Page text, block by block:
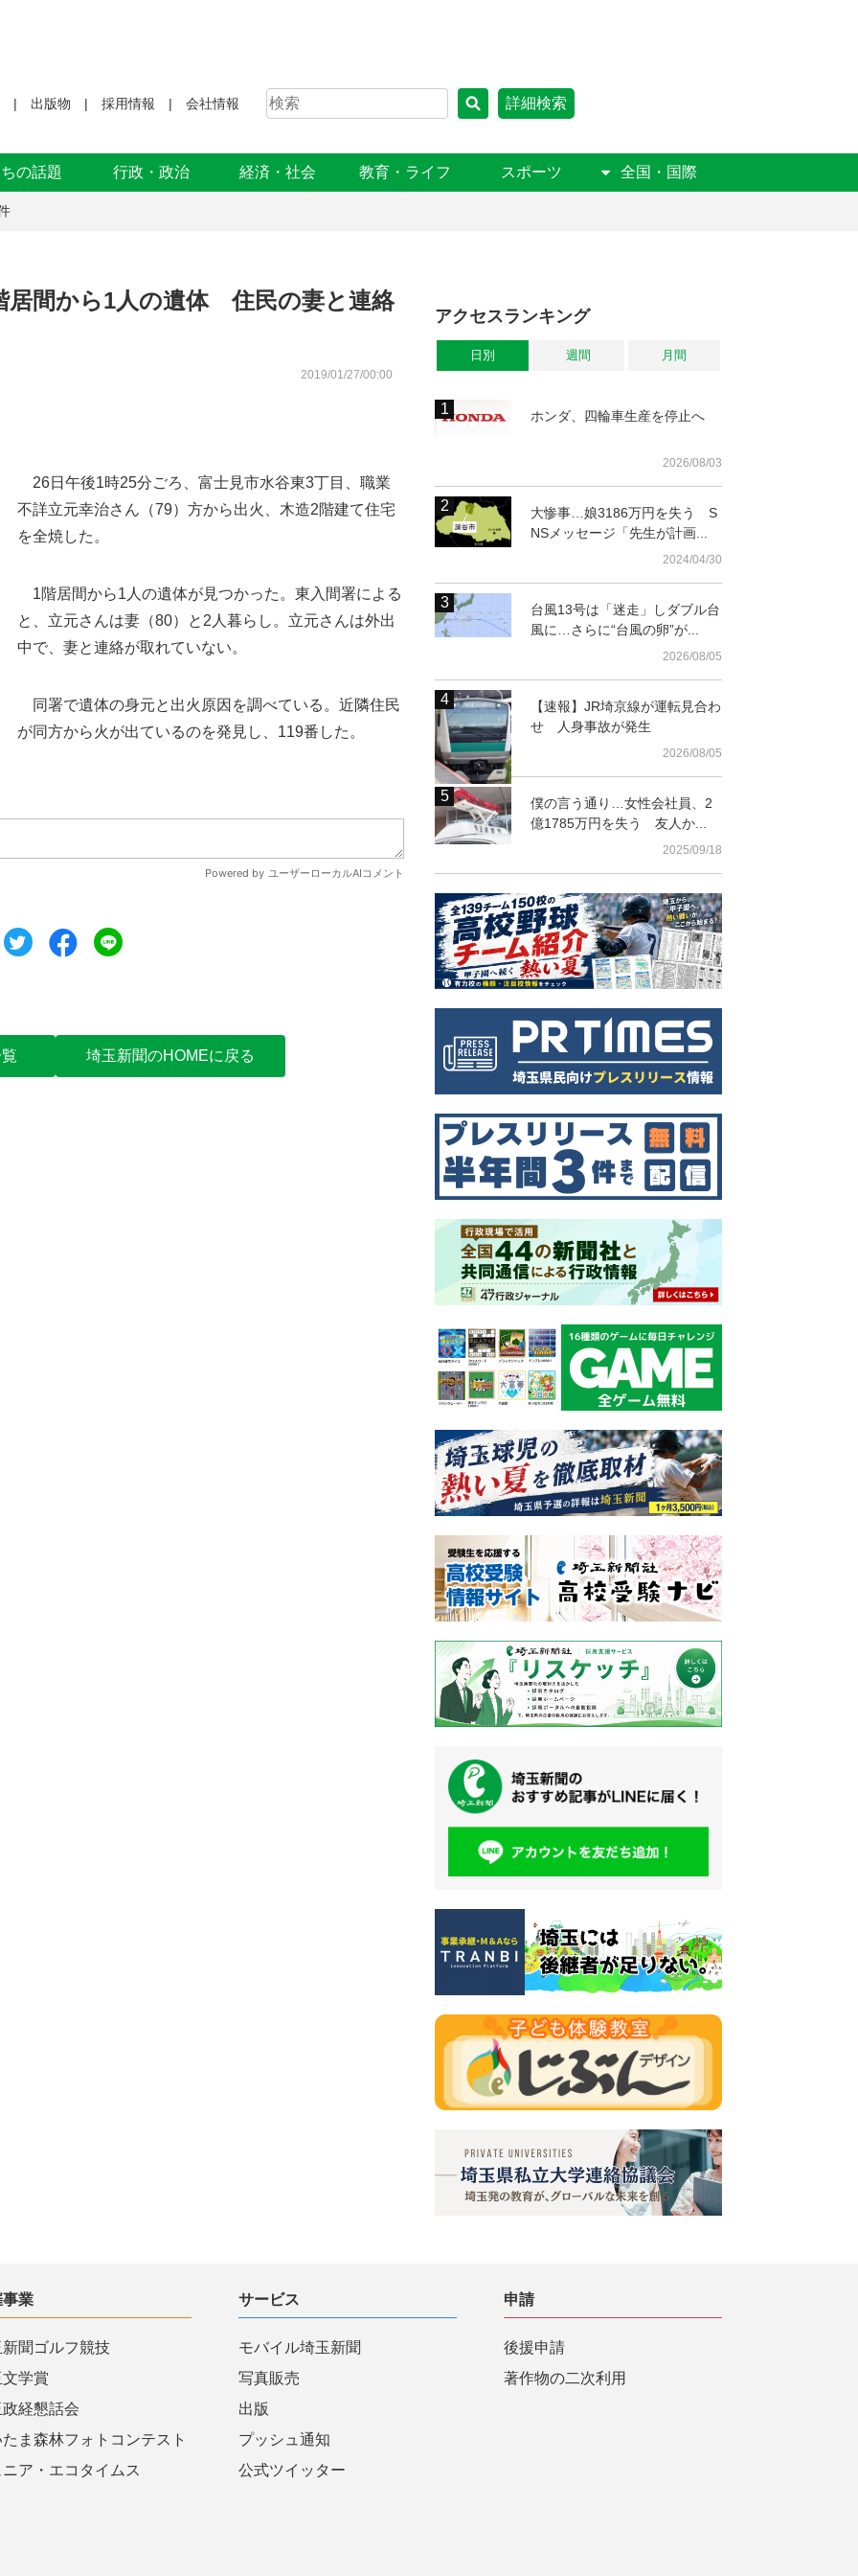
出版物 採用情報 会社情報 詳細検索
ちの話題 行政・政治 経済・社会 教育・ライフ スポーツ 全国・国際
居間から1人の遺体 住民の妻と連絡
2019/01/27/00:00
宅全焼、1人死亡
26日午後1時25分ごろ、富士見市水谷東3丁目、職業
不詳立元幸治さん（79）方から出火、木造2階建て住宅
を全焼した。
1階居間から1人の遺体が見つかった。東入間署による
と、立元さんは妻（80）と2人暮らし。立元さんは外出
中で、妻と連絡が取れていない。
同署で遺体の身元と出火原因を調べている。近隣住民
が同方から火が出ているのを発見し、119番した。
ツイートシェア
埼玉新聞のHOMEに戻る
アクセスランキング
日別 週間 月間
ホンダ、四輪車生産を停止へ
2026/08/03
大惨事…娘3186万円を失う S
NSメッセージ「先生が計画...
2024/04/30
台風13号は「迷走」しダブル台
風に…さらに“台風の卵”が...
2026/08/05
【速報】JR埼京線が運転見合わ
せ 人身事故が発生
2026/08/05
僕の言う通り…女性会社員、2
億1785万円を失う 友人か...
2025/09/18
事業
聞ゴルフ競技
学賞
経懇話会
たま森林フォトコンテスト
ニア・エコタイムス
サービス
モバイル埼玉新聞
写真販売
出版
プッシュ通知
公式ツイッター
申請
後援申請
著作物の二次利用